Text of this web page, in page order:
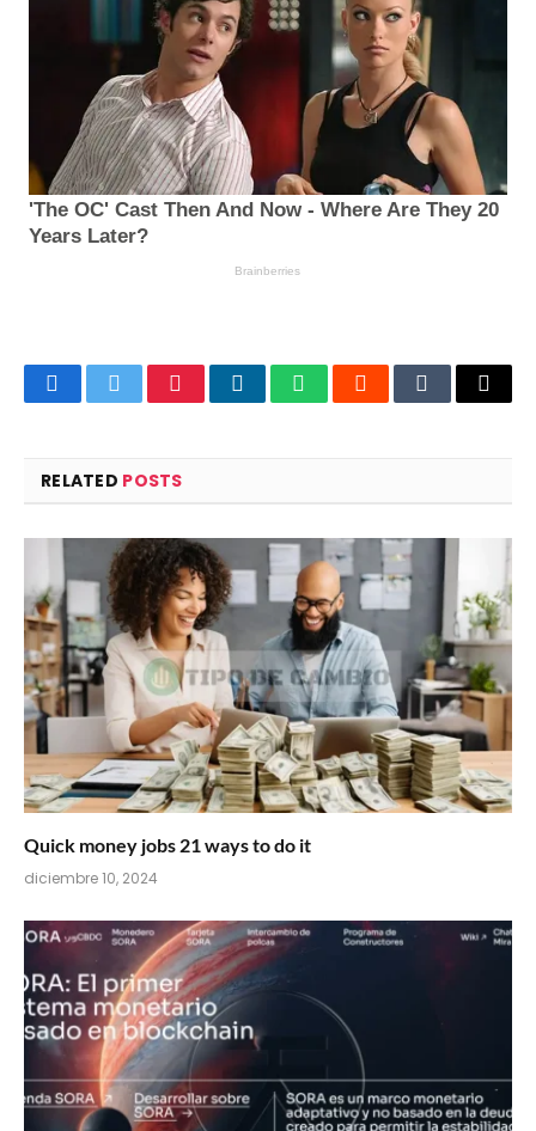
FacebookTwitterPinterestLinkedInWhatsAppRedditTumblrEmail
RELATED POSTS
Quick money jobs 21 ways to do it
diciembre 10, 2024